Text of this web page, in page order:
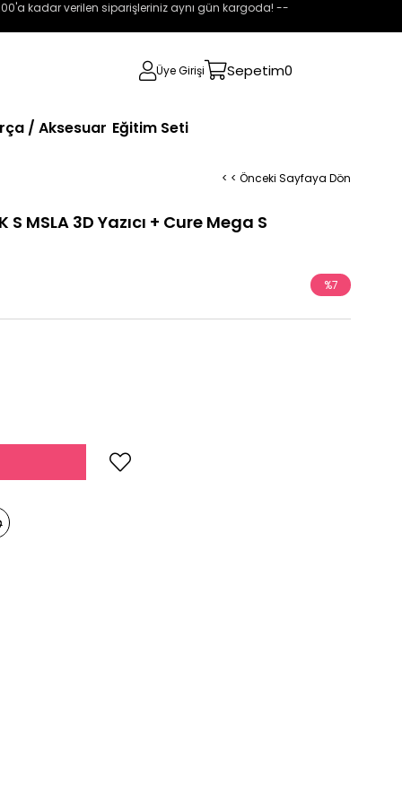
kadar verilen siparişleriniz aynı gün kargoda! --
Üye Girişi Sepetim0
/ Aksesuar Eğitim Seti
< < Önceki Sayfaya Dön
MSLA 3D Yazıcı + Cure Mega S
%7